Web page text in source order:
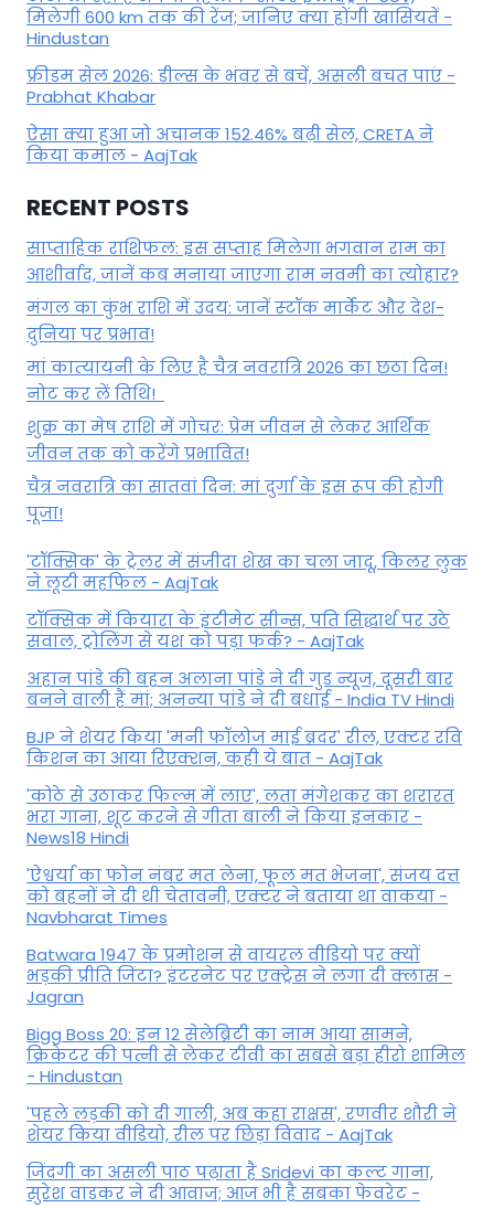
मिलेगी 600 km तक की रेंज; जानिए क्या होंगी खासियतें -
Hindustan
फ्रीडम सेल 2026: डील्स के भंवर से बचें, असली बचत पाएं -
Prabhat Khabar
ऐसा क्या हुआ जो अचानक 152.46% बढ़ी सेल, CRETA ने
किया कमाल - AajTak
RECENT POSTS
साप्ताहिक राशिफल: इस सप्ताह मिलेगा भगवान राम का
आशीर्वाद, जानें कब मनाया जाएगा राम नवमी का त्योहार?
मंगल का कुंभ राशि में उदय: जानें स्‍टॉक मार्केट और देश-
दुनिया पर प्रभाव!
मां कात्‍यायनी के लिए है चैत्र नवरात्रि 2026 का छठा दिन!
नोट कर लें तिथि!
शुक्र का मेष राशि में गोचर: प्रेम जीवन से लेकर आर्थिक
जीवन तक को करेंगे प्रभावित!
चैत्र नवरात्रि का सातवां दिन: मां दुर्गा के इस रूप की होगी
पूजा!
'टॉक्सिक' के ट्रेलर में संजीदा शेख का चला जादू, किलर लुक
ने लूटी महफिल - AajTak
टॉक्सिक में कियारा के इंटीमेट सीन्स, पति सिद्धार्थ पर उठे
सवाल, ट्रोलिंग से यश को पड़ा फर्क? - AajTak
अहान पांडे की बहन अलाना पांडे ने दी गुड न्यूज, दूसरी बार
बनने वाली हैं मां; अनन्या पांडे ने दी बधाई - India TV Hindi
BJP ने शेयर किया 'मनी फॉलोज माई ब्रदर' रील, एक्टर रवि
किशन का आया रिएक्शन, कही ये बात - AajTak
'कोठे से उठाकर फिल्म में लाए', लता मंगेशकर का शरारत
भरा गाना, शूट करने से गीता बाली ने किया इनकार -
News18 Hindi
'ऐश्वर्या का फोन नंबर मत लेना, फूल मत भेजना', संजय दत्त
को बहनों ने दी थी चेतावनी, एक्टर ने बताया था वाकया -
Navbharat Times
Batwara 1947 के प्रमोशन से वायरल वीडियो पर क्यों
भड़की प्रीति जिंटा? इंटरनेट पर एक्ट्रेस ने लगा दी क्लास -
Jagran
Bigg Boss 20: इन 12 सेलेब्रिटी का नाम आया सामने,
क्रिकेटर की पत्नी से लेकर टीवी का सबसे बड़ा हीरो शामिल
- Hindustan
'पहले लड़की को दी गाली, अब कहा राक्षस', रणवीर शौरी ने
शेयर किया वीडियो, रील पर छिड़ा विवाद - AajTak
जिंदगी का असली पाठ पढ़ाता है Sridevi का कल्ट गाना,
सुरेश वाडकर ने दी आवाज; आज भी है सबका फेवरेट -